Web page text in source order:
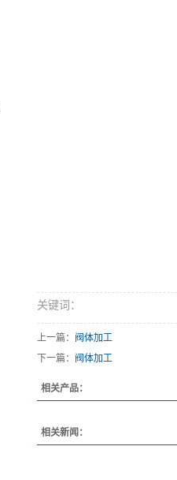
关键词：
上一篇： 阀体加工
下一篇： 阀体加工
相关产品：
相关新闻：